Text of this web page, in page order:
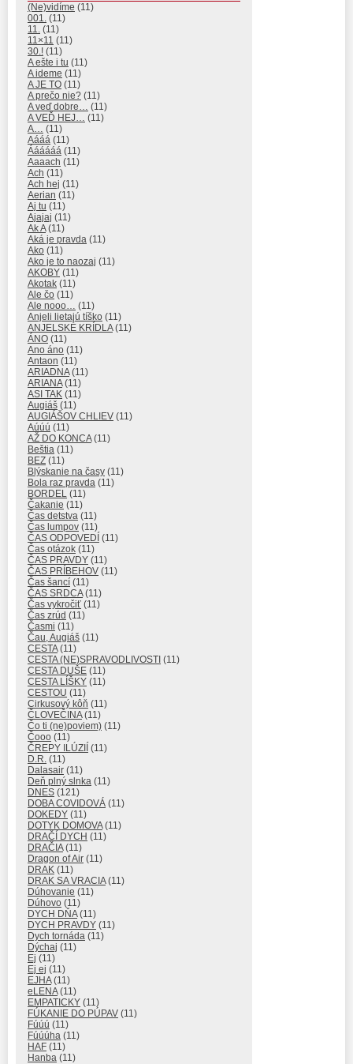
(Ne)vidíme (11)
001.
(11)
11.
(11)
11×11 (11)
30.! (11)
A ešte i tu (11)
A ideme (11)
A JE TO (11)
A prečo nie? (11)
A veď dobre…
(11)
A VEĎ HEJ…
(11)
A…
(11)
Aááá (11)
Áááááá (11)
Aaaach (11)
Ach (11)
Ach hej (11)
Aerian (11)
Aj tu (11)
Ajajaj (11)
Ak A(11)
Aká je pravda (11)
Ako (11)
Ako je to naozaj (11)
AKOBY (11)
Akotak (11)
Ale čo (11)
Ale nooo…
(11)
Anjeli lietajú tíško (11)
ANJELSKÉ KRÍDLA(11)
ÁNO (11)
Ano áno (11)
Antaon (11)
ARIADNA(11)
ARIANA(11)
ASI TAK (11)
Augiáš (11)
AUGIÁŠOV CHLIEV (11)
Aúúú (11)
AŽ DO KONCA(11)
Beštia (11)
BEZ (11)
Blýskanie na časy (11)
Bola raz pravda (11)
BORDEL (11)
Čakanie (11)
Čas detstva (11)
Čas lumpov (11)
ČAS ODPOVEDÍ (11)
Čas otázok (11)
ČAS PRAVDY (11)
ČAS PRÍBEHOV (11)
Čas šancí (11)
ČAS SRDCA(11)
Čas vykročiť (11)
Čas zrúd (11)
Časmi (11)
Čau, Augiáš (11)
CESTA(11)
CESTA (NE)SPRAVODLIVOSTI (11)
CESTA DUŠE (11)
CESTA LÍŠKY (11)
CESTOU (11)
Cirkusový kôň (11)
ČLOVEČINA(11)
Čo ti (ne)poviem) (11)
Čooo (11)
ČREPY ILÚZIÍ (11)
D.R. (11)
Dalasair (11)
Deň plný slnka (11)
DNES (121)
DOBA COVIDOVÁ (11)
DOKEDY (11)
DOTYK DOMOVA(11)
DRAČÍ DYCH (11)
DRAČIA(11)
Dragon of Air (11)
DRAK (11)
DRAK SA VRACIA(11)
Dúhovanie (11)
Dúhovo (11)
DYCH DŇA(11)
DYCH PRAVDY (11)
Dych tornáda (11)
Dýchaj (11)
Ej (11)
Ej ej (11)
EJHA(11)
eLENA(11)
EMPATICKY (11)
FÚKANIE DO PÚPAV (11)
Fúúú (11)
Fúúúha (11)
HAF (11)
Hanba (11)